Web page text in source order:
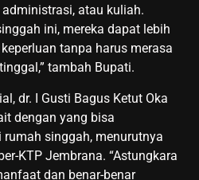
atau kuliah.
ini, mereka dapat lebih
tanpa harus merasa
tambah Bupati.
dr. I Gusti Bagus Ketut Oka
dengan yang bisa
singgah, menurutnya
KTP Jembrana. “Astungkara
dan benar-benar